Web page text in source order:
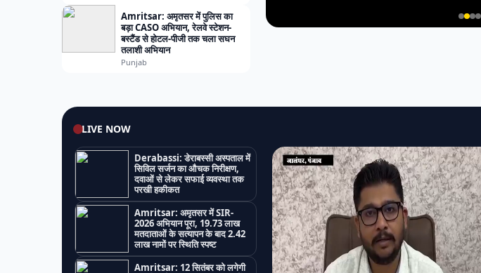
Amritsar: अमृतसर में पुलिस का
बड़ा CASO अभियान, रेलवे स्टेशन-
बस्टैंड से होटल-पीजी तक चला सघन
तलाशी अभियान
Punjab
LIVE NOW
Derabassi: डेराबस्सी अस्पताल में
सिविल सर्जन का औचक निरीक्षण,
दवाओं से लेकर सफाई व्यवस्था तक
परखी हकीकत
Amritsar: अमृतसर में SIR-
2026 अभियान पूरा, 19.73 लाख
मतदाताओं के सत्यापन के बाद 2.42
लाख नामों पर स्थिति स्पष्ट
Amritsar: 12 सितंबर को लगेगी